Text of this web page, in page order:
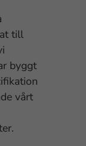
till
byggt
vårt